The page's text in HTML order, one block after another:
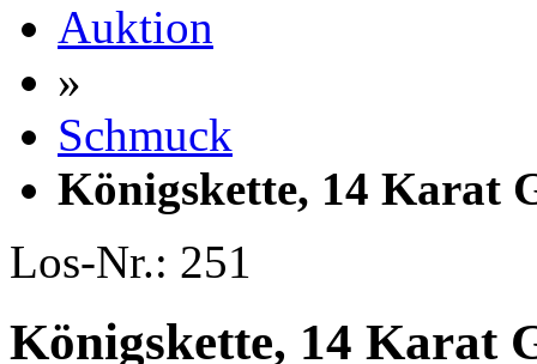
Auktion
»
Schmuck
Königskette, 14 Karat
Los-Nr.: 251
Königskette, 14 Karat